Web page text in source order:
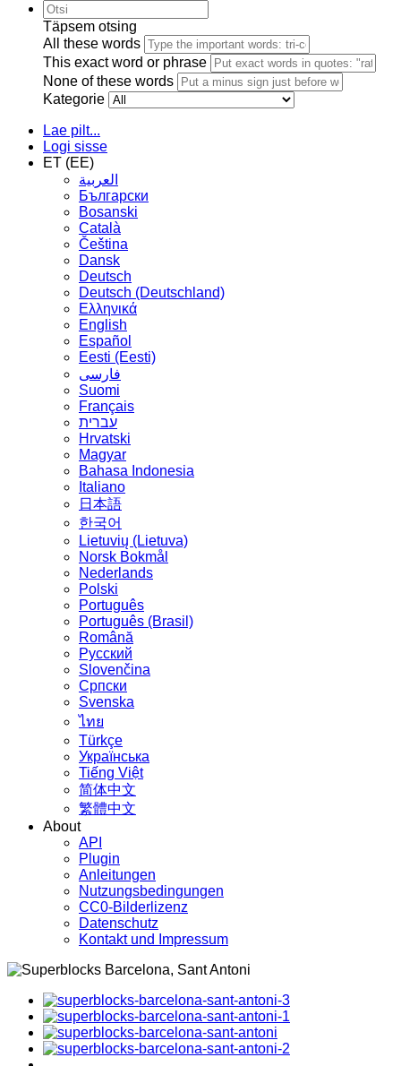
Täpsem otsing
All these words
This exact word or phrase
None of these words
Kategorie
Lae pilt...
Logi sisse
ET (EE)
العربية
Български
Bosanski
Сatalà
Čeština
Dansk
Deutsch
Deutsch (Deutschland)
Ελληνικά
English
Español
Eesti (Eesti)
فارسی
Suomi
Français
עברית
Hrvatski
Magyar
Bahasa Indonesia
Italiano
日本語
한국어
Lietuvių (Lietuva)
‪Norsk Bokmål‬
Nederlands
Polski
Português
Português (Brasil)
Română
Русский
Slovenčina
Српски
Svenska
ไทย
Türkçe
Українська
Tiếng Việt
简体中文
繁體中文
About
API
Plugin
Anleitungen
Nutzungsbedingungen
CC0-Bilderlizenz
Datenschutz
Kontakt und Impressum